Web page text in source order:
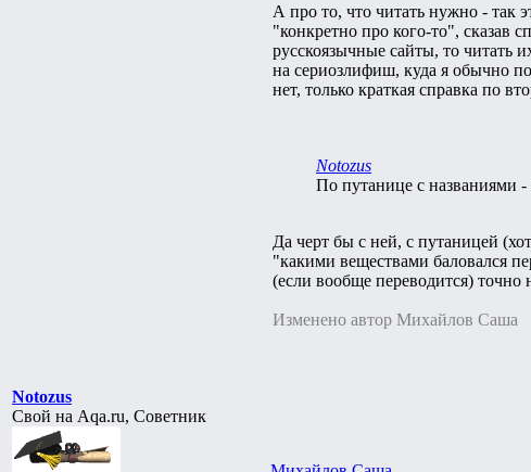
А про то, что читать нужно - так
"конкретно про кого-то", сказав
русскоязычные сайты, то читать
на сериозлифиш, куда я обычно
нет, только краткая справка по
Notozus
По путанице с названиями -
Да черт бы с ней, с путаницей
"какими веществами баловался
(если вообще переводится) точно
Изменено автор Михайлов Саша
Notozus
Свой на Aqa.ru, Советник